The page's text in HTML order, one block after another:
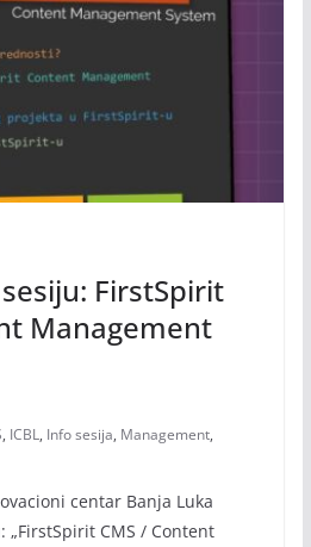
FirstSpirit
Management
, ICBL, Info sesija, Management,
centar Banja Luka
CMS / Content